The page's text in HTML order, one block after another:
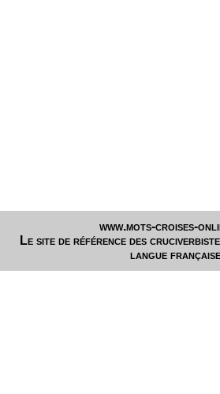
www.mots-croises-
Le site de référence des
langue